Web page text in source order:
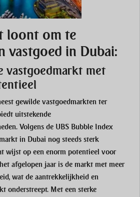
loont om te
vastgoed in Dubai:
vastgoedmarkt met
gewilde vastgoedmarkten ter
uitstekende
Volgens de UBS Bubble Index
in Dubai nog steeds sterk
wijst op een enorm potentieel voor
afgelopen jaar is de markt met meer
wat de aantrekkelijkheid en
onderstreept. Met een sterke